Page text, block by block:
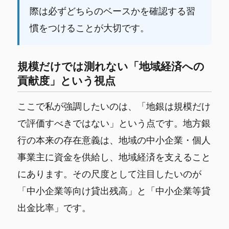
際は必ずどちらのベースかを確認する習
慣をつけることが大切です。
規模だけでは測れない「地域経済への
貢献度」という視点
ここで私が強調したいのは、「地銀は規模だけ
で評価すべきではない」という点です。地方銀
行の本来の存在意義は、地域の中小企業・個人
事業主に資金を供給し、地域経済を支えること
にあります。その尺度として注目したいのが
「中小企業等向け貸出残高」と「中小企業等貸
出金比率」です。